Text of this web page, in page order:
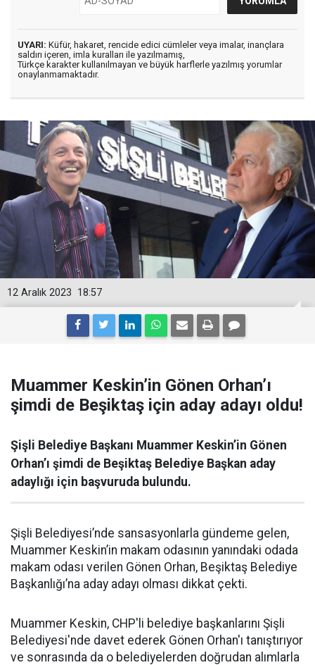
UYARI: Küfür, hakaret, rencide edici cümleler veya imalar, inançlara
saldırı içeren, imla kuralları ile yazılmamış,
Türkçe karakter kullanılmayan ve büyük harflerle yazılmış yorumlar
onaylanmamaktadır.
18:57
12 Aralık 2023
Muammer Keskin’in Gönen Orhan’ı
şimdi de Beşiktaş için aday adayı oldu!
Şişli Belediye Başkanı Muammer Keskin’in Gönen
Orhan’ı şimdi de Beşiktaş Belediye Başkan aday
adaylığı için başvuruda bulundu.
Şişli Belediyesi’nde sansasyonlarla gündeme gelen,
Muammer Keskin’in makam odasının yanındaki odada
makam odası verilen Gönen Orhan, Beşiktaş Belediye
Başkanlığı’na aday adayı olması dikkat çekti.
Muammer Keskin, CHP'li belediye başkanlarını Şişli
Belediyesi'nde davet ederek Gönen Orhan'ı tanıştırıyor
ve sonrasında da o belediyelerden doğrudan alımlarla